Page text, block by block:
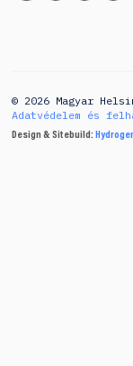
© 2026 Magyar
Adatvédelem és
Design & Sitebuild: